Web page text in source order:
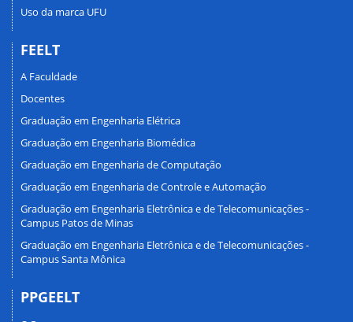
Uso da marca UFU
FEELT
A Faculdade
Docentes
Graduação em Engenharia Elétrica
Graduação em Engenharia Biomédica
Graduação em Engenharia de Computação
Graduação em Engenharia de Controle e Automação
Graduação em Engenharia Eletrônica e de Telecomunicações -
Campus Patos de Minas
Graduação em Engenharia Eletrônica e de Telecomunicações -
Campus Santa Mônica
PPGEELT